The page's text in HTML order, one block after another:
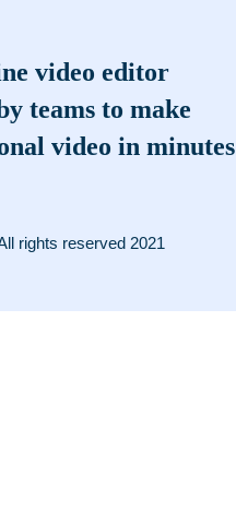
video editor
teams to make
video in minutes
rights reserved 2021